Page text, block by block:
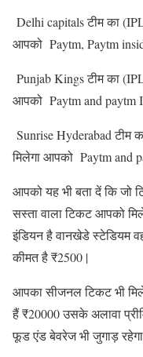
Delhi capitals टीम का
आपको Paytm, Paytm
Punjab Kings टीम का
आपको Paytm and paytm
Sunrise Hyderabad टीम
मिलेगा आपको Paytm and
आपको यह भी बता दें कि
सस्ता वाला टिकट आपको
इंडियन है वानखेडे स्टेडियम
कीमत है ₹2500 |
आपका सीजनल टिकट भी
हैं ₹20000 उसके अलावा
फूड एंड बेवरेज भी जुगाड़